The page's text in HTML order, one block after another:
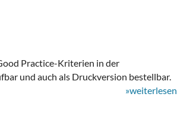
Practice-Kriterien in der
und auch als Druckversion bestellbar.
»weiterlesen